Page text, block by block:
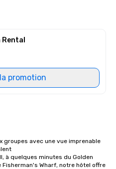
promotion
groupes avec une vue imprenable
à quelques minutes du Golden
Wharf, notre hôtel offre